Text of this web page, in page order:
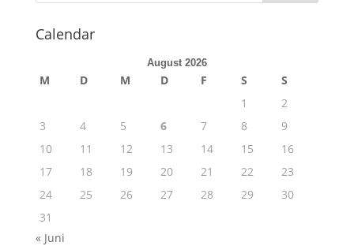
Calendar
August 2026
M D M D F S
S
1
2
3
4 5 6 7 8
9
10
11 12 13 14 15
16
17
18 19 20 21 22
23
24
25 26 27 28 29
30
31
« Juni